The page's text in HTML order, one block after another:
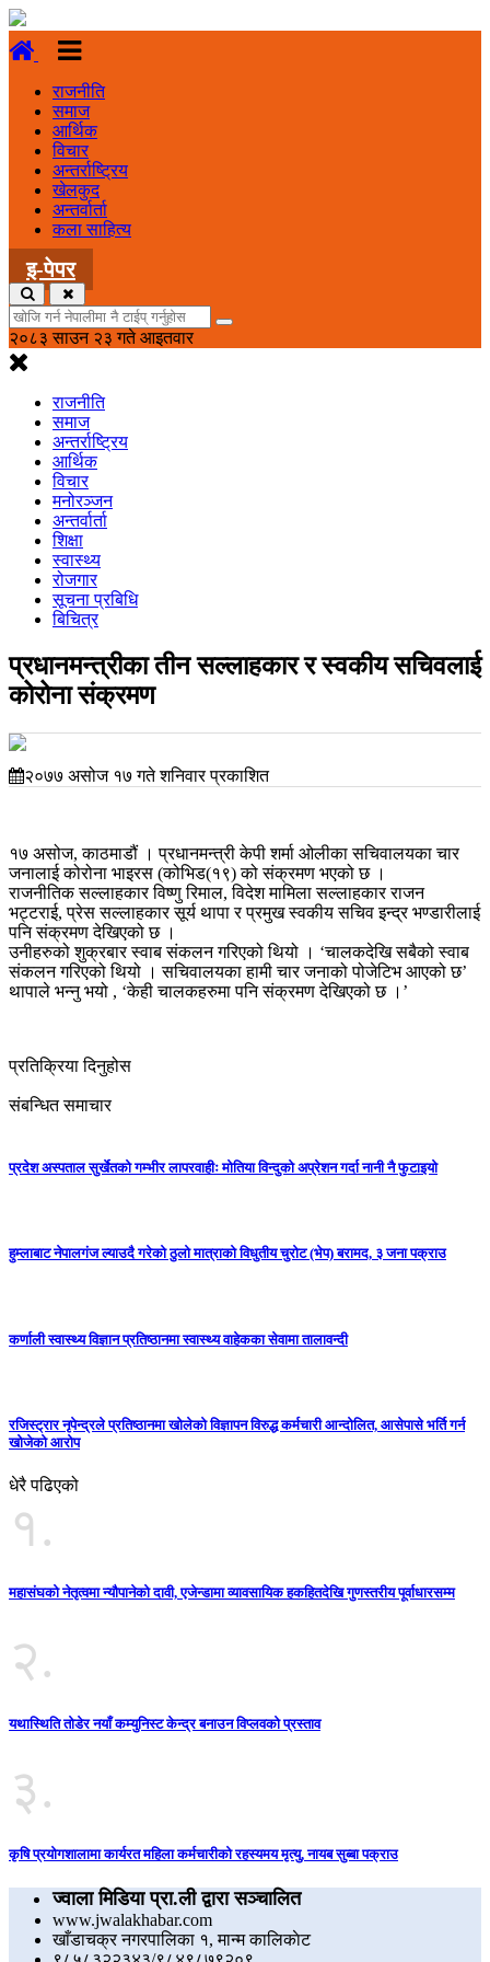
राजनीति
समाज
आर्थिक
विचार
अन्तर्राष्ट्रिय
खेलकुद
अन्तर्वार्ता
कला साहित्य
इ-पेपर
२०८३ साउन २३ गते आइतवार
राजनीति
समाज
अन्तर्राष्ट्रिय
आर्थिक
विचार
मनोरञ्जन
अन्तर्वार्ता
शिक्षा
स्वास्थ्य
रोजगार
सूचना प्रबिधि
बिचित्र
प्रधानमन्त्रीका तीन सल्लाहकार र स्वकीय सचिवलाई
कोरोना संक्रमण
२०७७ असोज १७ गते शनिवार प्रकाशित
१७ असोज, काठमाडौं । प्रधानमन्त्री केपी शर्मा ओलीका सचिवालयका चार
जनालाई कोरोना भाइरस (कोभिड(१९) को संक्रमण भएको छ ।
राजनीतिक सल्लाहकार विष्णु रिमाल, विदेश मामिला सल्लाहकार राजन
भट्टराई, प्रेस सल्लाहकार सूर्य थापा र प्रमुख स्वकीय सचिव इन्द्र भण्डारीलाई
पनि संक्रमण देखिएको छ ।
उनीहरुको शुक्रबार स्वाब संकलन गरिएको थियो । ‘चालकदेखि सबैको स्वाब
संकलन गरिएको थियो । सचिवालयका हामी चार जनाको पोजेटिभ आएको छ’
थापाले भन्नु भयो , ‘केही चालकहरुमा पनि संक्रमण देखिएको छ ।’
प्रतिक्रिया दिनुहोस
संबन्धित समाचार
प्रदेश अस्पताल सुर्खेतको गम्भीर लापरवाहीः मोतिया विन्दुको अप्रेशन गर्दा नानी नै फुटाइयाे
हुम्लाबाट नेपालगंज ल्याउदै गरेको ठुलो मात्राको विधुतीय चुरोट (भेप) बरामद, ३ जना पक्राउ
कर्णाली स्वास्थ्य विज्ञान प्रतिष्ठानमा स्वास्थ्य वाहेकका सेवामा तालावन्दी
रजिस्ट्रार नृपेन्द्रले प्रतिष्ठानमा खोलेको विज्ञापन विरुद्ध कर्मचारी आन्दोलित, आसेपासे भर्ति गर्न
खोजेको आरोप
धेरै पढिएको
१.
महासंघको नेतृत्वमा न्यौपानेको दावी, एजेन्डामा व्यावसायिक हकहितदेखि गुणस्तरीय पूर्वाधारसम्म
२.
यथास्थिति तोडेर नयाँ कम्युनिस्ट केन्द्र बनाउन विप्लवको प्रस्ताव
३.
कृषि प्रयोगशालामा कार्यरत महिला कर्मचारीको रहस्यमय मृत्यु, नायब सुब्बा पक्राउ
ज्वाला मिडिया प्रा.ली द्वारा सञ्चालित
www.jwalakhabar.com
खाँडाचक्र नगरपालिका १, मान्म कालिकाेट